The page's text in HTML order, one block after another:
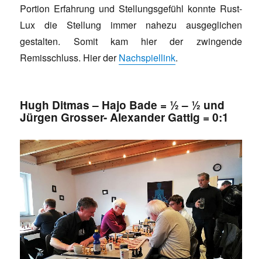
Portion Erfahrung und Stellungsgefühl konnte Rust-
Lux die Stellung immer nahezu ausgeglichen
gestalten. Somit kam hier der zwingende
Remisschluss. Hier derNachspiellink.
Hugh Ditmas – Hajo Bade = ½ – ½ und
Jürgen Grosser- Alexander Gattig = 0:1